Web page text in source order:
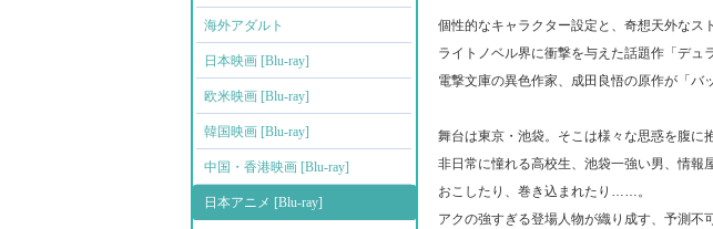
海外アダルト
日本映画 [Blu-ray]
欧米映画 [Blu-ray]
韓国映画 [Blu-ray]
中国・香港映画 [Blu-ray]
日本アニメ [Blu-ray]
個性的なキャラクター設定と、奇想天外なス
ライトノベル界に衝撃を与えた話題作「デュ
電撃文庫の異色作家、成田良悟の原作が「バ
舞台は東京・池袋。そこは様々な思惑を腹に
非日常に憧れる高校生、池袋一強い男、情報
おこしたり、巻き込まれたり……。
アクの強すぎる登場人物が織り成す、予測